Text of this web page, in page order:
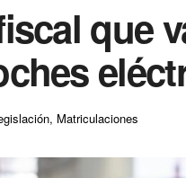
que
, Matriculaciones